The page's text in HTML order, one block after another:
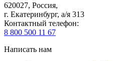
620027, Россия,
г. Екатеринбург, а/я 313
Контактный телефон:
8 800 500 11 67
Написать нам